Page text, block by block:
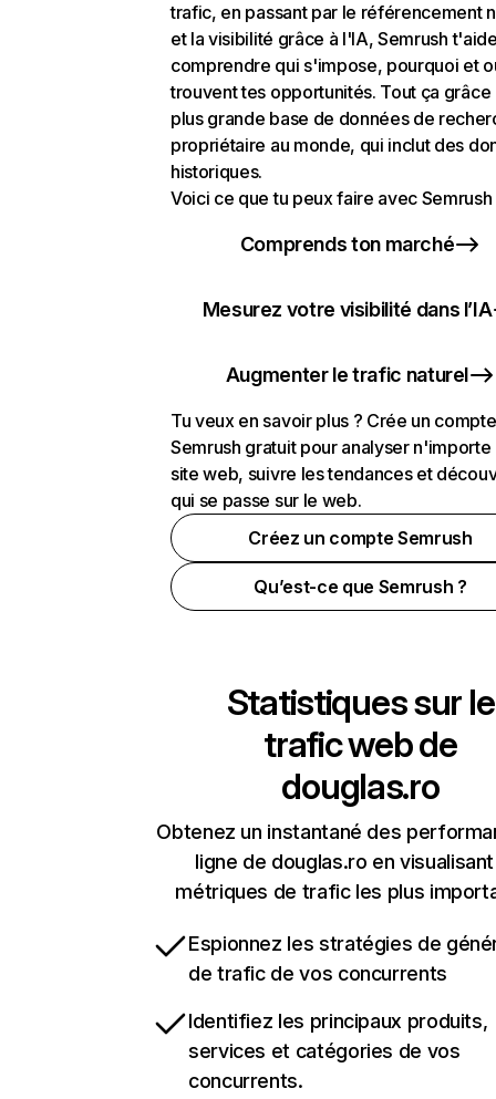
trafic, en passant par le référencement
et la visibilité grâce à l'IA, Semrush
comprendre qui s'impose, pourquoi et
trouvent tes opportunités. Tout ça grâce
plus grande base de données de
propriétaire au monde, qui inclut des
historiques.
Voici ce que tu peux faire avec Semrush
Comprends ton marché
Mesurez votre visibilité dans l’IA
Augmenter le trafic naturel
Tu veux en savoir plus ? Crée un compte
Semrush gratuit pour analyser n'importe
site web, suivre les tendances et
qui se passe sur le web.
Créez un compte Semrush
Qu’est-ce que Semrush ?
Statistiques sur le
trafic web de
douglas.ro
Obtenez un instantané des
ligne de douglas.ro en
métriques de trafic les plus
Espionnez les stratégies de
de trafic de vos concurrents
Identifiez les principaux produits,
services et catégories de vos
concurrents.